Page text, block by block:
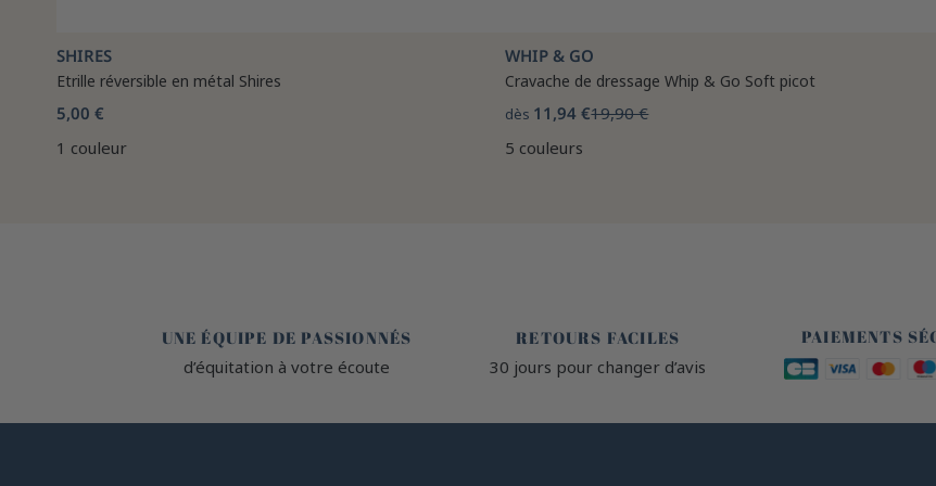
SHIRES
Etrille réversible en métal Shires
5,00 €
1 couleur
WHIP & GO
Cravache de dressage Whip & Go Soft picot
dès 11,94 €19,90 €
5 couleurs
UNE ÉQUIPE DE PASSIONNÉS
d’équitation à votre écoute
RETOURS FACILES
30 jours pour changer d’avis
PAIEMENTS